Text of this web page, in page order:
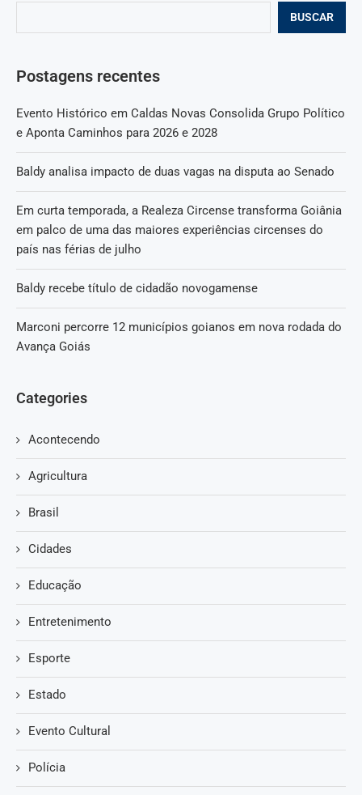
BUSCAR
Postagens recentes
Evento Histórico em Caldas Novas Consolida Grupo Político
e Aponta Caminhos para 2026 e 2028
Baldy analisa impacto de duas vagas na disputa ao Senado
Em curta temporada, a Realeza Circense transforma Goiânia
em palco de uma das maiores experiências circenses do
país nas férias de julho
Baldy recebe título de cidadão novogamense
Marconi percorre 12 municípios goianos em nova rodada do
Avança Goiás
Categories
Acontecendo
Agricultura
Brasil
Cidades
Educação
Entretenimento
Esporte
Estado
Evento Cultural
Polícia